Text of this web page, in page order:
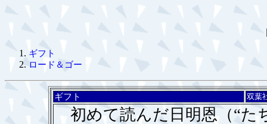
ギフト
ロード＆ゴー
ギフト 双葉
初めて読んだ日明恩（“た